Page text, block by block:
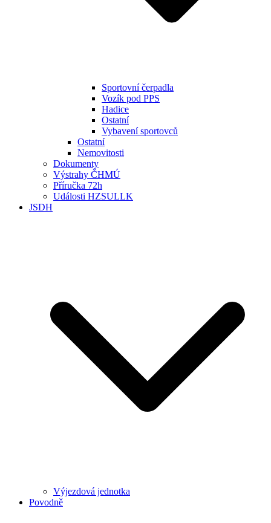
Sportovní čerpadla
Vozík pod PPS
Hadice
Ostatní
Vybavení sportovců
Ostatní
Nemovitosti
Dokumenty
Výstrahy ČHMÚ
Příručka 72h
Události HZSULLK
JSDH
Výjezdová jednotka
Povodně